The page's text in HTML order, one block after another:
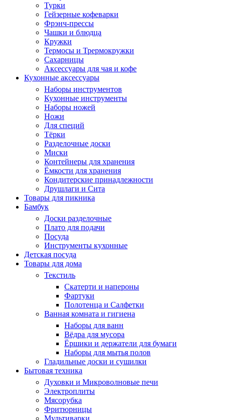
Турки
Гейзерные кофеварки
Фрэнч-прессы
Чашки и блюдца
Кружки
Термосы и Трермокружки
Сахарницы
Аксессуары для чая и кофе
Кухонные аксессуары
Наборы инструментов
Кухонные инструменты
Наборы ножей
Ножи
Для специй
Тёрки
Разделочные доски
Миски
Контейнеры для хранения
Ёмкости для хранения
Кондитерские принадлежности
Друшлаги и Сита
Товары для пикника
Бамбук
Доски разделочные
Плато для подачи
Посуда
Инструменты кухонные
Детская посуда
Товары для дома
Текстиль
Скатерти и напероны
Фартуки
Полотенца и Салфетки
Ванная комната и гигиена
Наборы для ванн
Вёдра для мусора
Ёршики и держатели для бумаги
Наборы для мытья полов
Гладильные доски и сушилки
Бытовая техника
Духовки и Микроволновые печи
Электроплиты
Мясорубка
Фритюрницы
Мультиварки